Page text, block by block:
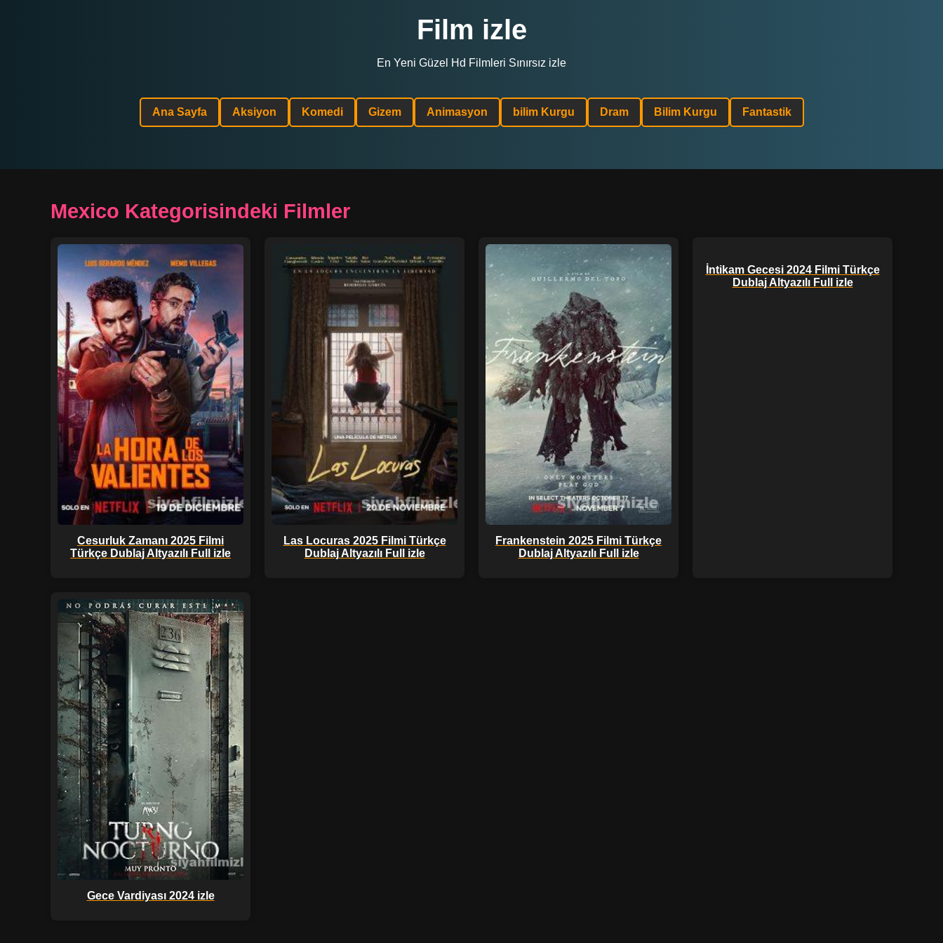
Film izle
En Yeni Güzel Hd Filmleri Sınırsız izle
Ana Sayfa Aksiyon Komedi Gizem Animasyon bilim Kurgu Dram Bilim Kurgu Fantastik
Mexico Kategorisindeki Filmler
Cesurluk Zamanı 2025 Filmi
Türkçe Dublaj Altyazılı Full izle
Las Locuras 2025 Filmi Türkçe
Dublaj Altyazılı Full izle
Frankenstein 2025 Filmi Türkçe
Dublaj Altyazılı Full izle
İntikam Gecesi 2024 Filmi Türkçe
Dublaj Altyazılı Full izle
Gece Vardiyası 2024 izle